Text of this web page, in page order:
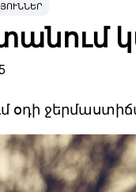
օդի